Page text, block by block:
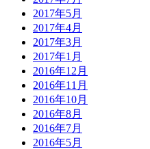
2017年5月
2017年4月
2017年3月
2017年1月
2016年12月
2016年11月
2016年10月
2016年8月
2016年7月
2016年5月